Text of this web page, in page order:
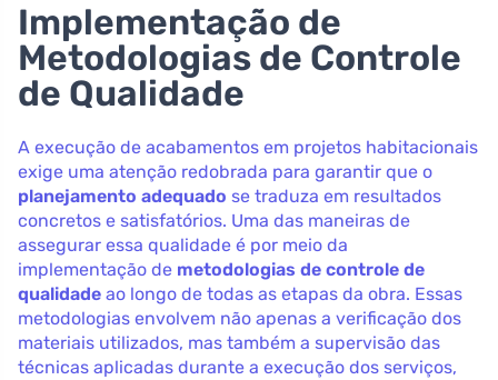
Implementação de
Metodologias de Controle
de Qualidade
A execução de acabamentos em projetos habitacionais
exige uma atenção redobrada para garantir que o
planejamento adequado se traduza em resultados
concretos e satisfatórios. Uma das maneiras de
assegurar essa qualidade é por meio da
implementação de metodologias de controle de
qualidade ao longo de todas as etapas da obra. Essas
metodologias envolvem não apenas a verificação dos
materiais utilizados, mas também a supervisão das
técnicas aplicadas durante a execução dos serviços,